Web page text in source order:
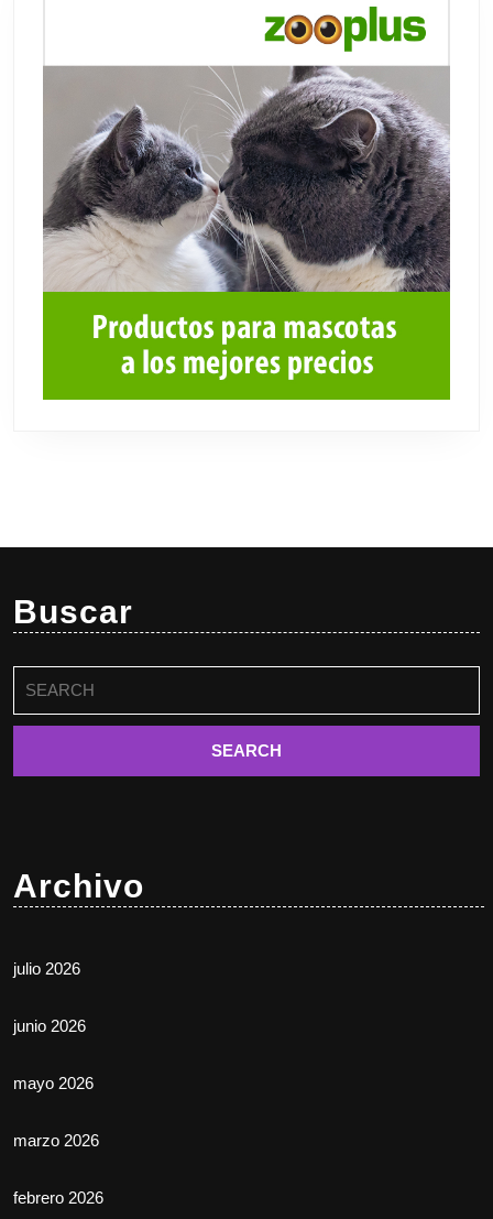
Buscar
Archivo
julio 2026
junio 2026
mayo 2026
marzo 2026
febrero 2026